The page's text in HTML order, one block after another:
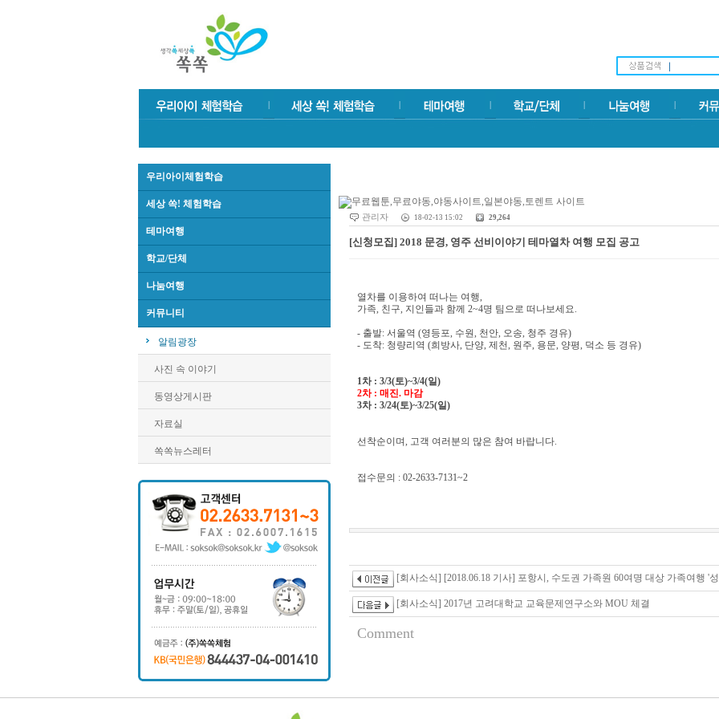
우리아이체험학습
세상 쏙! 체험학습
테마여행
학교/단체
나눔여행
커뮤니티
알림광장
사진 속 이야기
동영상게시판
자료실
쏙쏙뉴스레터
관리자 18-02-13 15:02 29,264
[신청모집] 2018 문경, 영주 선비이야기 테마열차 여행 모집 공고
열차를 이용하여 떠나는 여행,
가족, 친구, 지인들과 함께 2~4명 팀으로 떠나보세요.
- 출발: 서울역 (영등포, 수원, 천안, 오송, 청주 경유)
- 도착: 청량리역 (희방사, 단양, 제천, 원주, 용문, 양평, 덕소 등 경유)
1차 : 3/3(토)~3/4(일)
2차 : 매진. 마감
3차 : 3/24(토)~3/25(일)
선착순이며, 고객 여러분의 많은 참여 바랍니다.
접수문의 : 02-2633-7131~2
[회사소식] [2018.06.18 기사] 포항시, 수도권 가족원 60여명 대상 가족여행 '
[회사소식] 2017년 고려대학교 교육문제연구소와 MOU 체결
Comment